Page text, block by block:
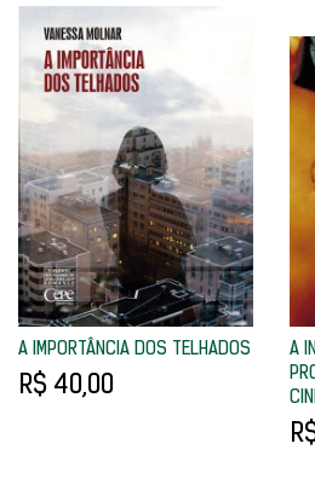
A IMPORTÂNCIA DOS TELHADOS
R$ 40,00
A